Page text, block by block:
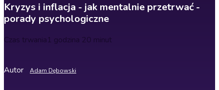
Kryzys i inflacja - jak mentalnie przetrwać -
porady psychologiczne
Czas trwania1 godzina 20 minut
Autor Adam Dębowski